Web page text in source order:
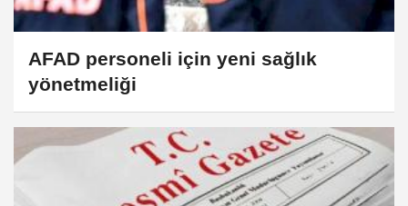
AFAD personeli için yeni sağlık
yönetmeliği